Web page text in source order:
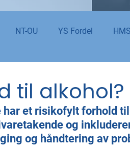
NT-OU YS Fordel HMS
Pensjon og
til alkohol?
har et risikofylt forhold
og
og håndtering av